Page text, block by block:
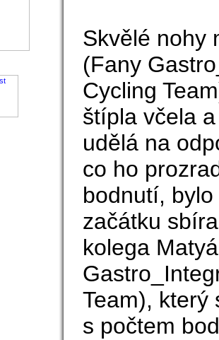
Skvělé nohy
(Fany
Cycling
štípla včela
udělá na
co ho
bodnutí,
začátku
kolega
Team), který
s počtem